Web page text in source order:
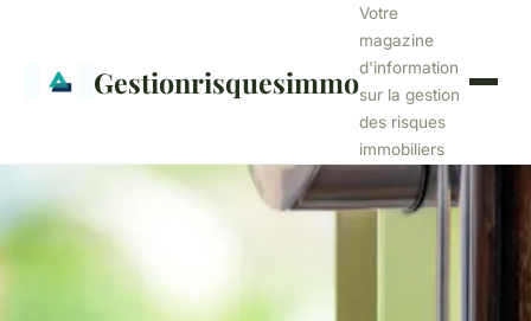
Gestionrisquesimmo
Votre
magazine
d'information
sur la gestion
des risques
immobiliers